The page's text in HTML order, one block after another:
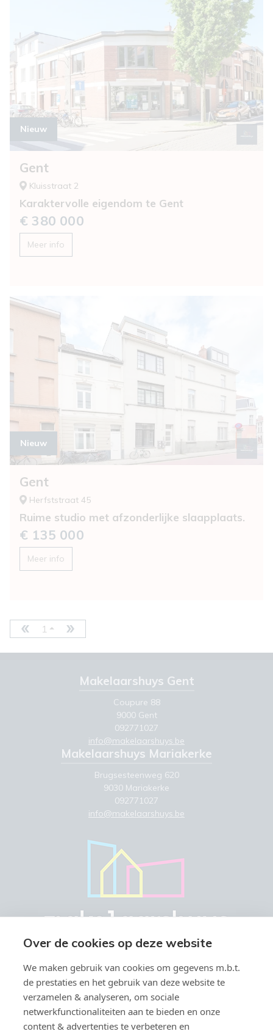
nieuw
Gent
Kluisstraat 2
Karaktervolle eigendom te Gent
€ 380 000
Meer info
nieuw
Gent
Herfststraat 45
Ruime studio met afzonderlijke slaapplaats.
€ 135 000
Meer info
1
Makelaarshuys Gent
Coupure 88
9000 Gent
092771027
info@makelaarshuys.be
Makelaarshuys Mariakerke
Brugsesteenweg 620
9030 Mariakerke
092771027
info@makelaarshuys.be
Ondernemingsnummer BTW-BE 0766.579.221
Over de cookies op deze website
We maken gebruik van cookies om gegevens m.b.t.
de prestaties en het gebruik van deze website te
verzamelen & analyseren, om sociale
netwerkfunctionaliteiten aan te bieden en onze
content & advertenties te verbeteren en